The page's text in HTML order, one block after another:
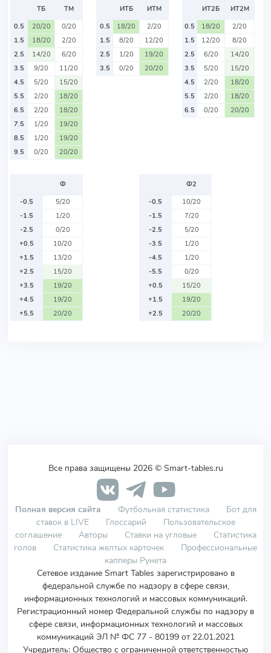
ТБ
ТМ
0.5
20/20
0/20
1.5
18/20
2/20
2.5
14/20
6/20
3.5
9/20
11/20
4.5
5/20
15/20
5.5
2/20
18/20
6.5
2/20
18/20
7.5
1/20
19/20
8.5
1/20
19/20
9.5
0/20 20/20
ИТБ
ИТМ
0.5
18/20
2/20
1.5
8/20
12/20
2.5
1/20
19/20
3.5
0/20 20/20
ИТ2Б
ИТ2М
0.5
18/20
2/20
1.5
12/20
8/20
2.5
6/20
14/20
3.5
5/20
15/20
4.5
2/20
18/20
5.5
2/20
18/20
6.5
0/20 20/20
Ф
-0.5
5/20
-1.5
1/20
-2.5
0/20
+0.5
10/20
+1.5
13/20
+2.5
15/20
+3.5
19/20
+4.5
19/20
+5.5
20/20
Ф2
-0.5
10/20
-1.5
7/20
-2.5
5/20
-3.5
1/20
-4.5
1/20
-5.5
0/20
+0.5
15/20
+1.5
19/20
+2.5
20/20
Все права защищены 2026 © Smart-tables.ru
Полная версия сайта Футбольная статистика
Бот для
ставок в LIVE
Глоссарий
Пользовательское
соглашение
Авторы Ставки на угловые
Статистика
голов
Статистика желтых карточек
Профессиональные
капперы Рунета
Сетевое издание Smart Tables зарегистрировано в
федеральной службе по надзору в сфере связи,
информационных технологий и массовых коммуникаций.
Регистрационный номер Федеральной службы по надзору в
сфере связи, информационных технологий и массовых
коммуникаций ЭЛ № ФС 77 - 80199 от 22.01.2021
Учредитель: Общество с ограниченной ответственностью